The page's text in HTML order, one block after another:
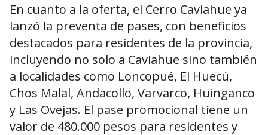
En cuanto a la oferta, el Cerro Caviahue ya
lanzó la preventa de pases, con beneficios
destacados para residentes de la provincia,
incluyendo no solo a Caviahue sino también
a localidades como Loncopué, El Huecú,
Chos Malal, Andacollo, Varvarco, Huinganco
y Las Ovejas. El pase promocional tiene un
valor de 480.000 pesos para residentes y